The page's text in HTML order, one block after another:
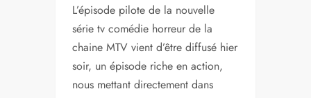
L’épisode pilote de la nouvelle
série tv comédie horreur de la
chaine MTV vient d’être diffusé hier
soir, un épisode riche en action,
nous mettant directement dans